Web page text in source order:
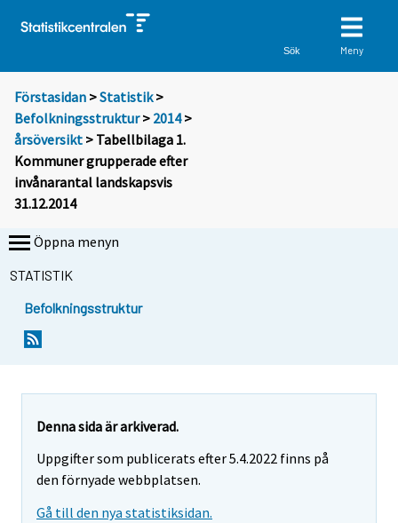
Sök Meny
Förstasidan >Statistik >
Befolkningsstruktur> 2014>
årsöversikt > Tabellbilaga 1.
Kommuner grupperade efter
invånarantal landskapsvis
31.12.2014
Öppna menyn
STATISTIK
Befolkningsstruktur
Denna sida är arkiverad.
Uppgifter som publicerats efter 5.4.2022 finns på
den förnyade webbplatsen.
Gå till den nya statistiksidan.